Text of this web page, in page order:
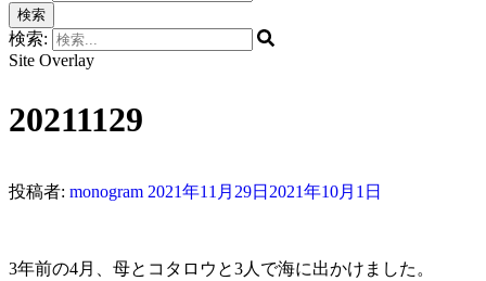
検索
検索:
Site Overlay
20211129
投稿者: monogram 2021年11月29日 2021年10月1日
3年前の4月、母とコタロウと3人で海に出かけました。